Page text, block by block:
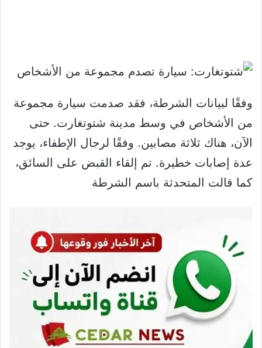
وفقًا لبيانات الشرطة، فقد صدمت سيارة مجموعة
من الأشخاص في وسط مدينة شتوتغارت. حتى
الآن، هناك ثلاثة مصابين. وفقًا لرجال الإطفاء، يوجد
عدة إصابات خطيرة. تم إلقاء القبض على السائق،
كما قالت المتحدثة باسم الشرطة